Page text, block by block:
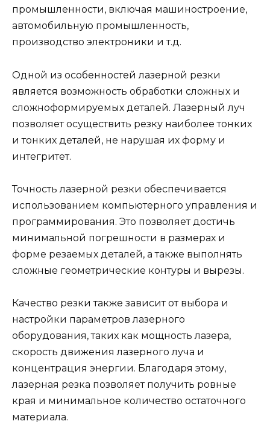
промышленности, включая машиностроение,
автомобильную промышленность,
производство электроники и т.д.
Одной из особенностей лазерной резки
является возможность обработки сложных и
сложноформируемых деталей. Лазерный луч
позволяет осуществить резку наиболее тонких
и тонких деталей, не нарушая их форму и
интегритет.
Точность лазерной резки обеспечивается
использованием компьютерного управления и
программирования. Это позволяет достичь
минимальной погрешности в размерах и
форме резаемых деталей, а также выполнять
сложные геометрические контуры и вырезы.
Качество резки также зависит от выбора и
настройки параметров лазерного
оборудования, таких как мощность лазера,
скорость движения лазерного луча и
концентрация энергии. Благодаря этому,
лазерная резка позволяет получить ровные
края и минимальное количество остаточного
материала.